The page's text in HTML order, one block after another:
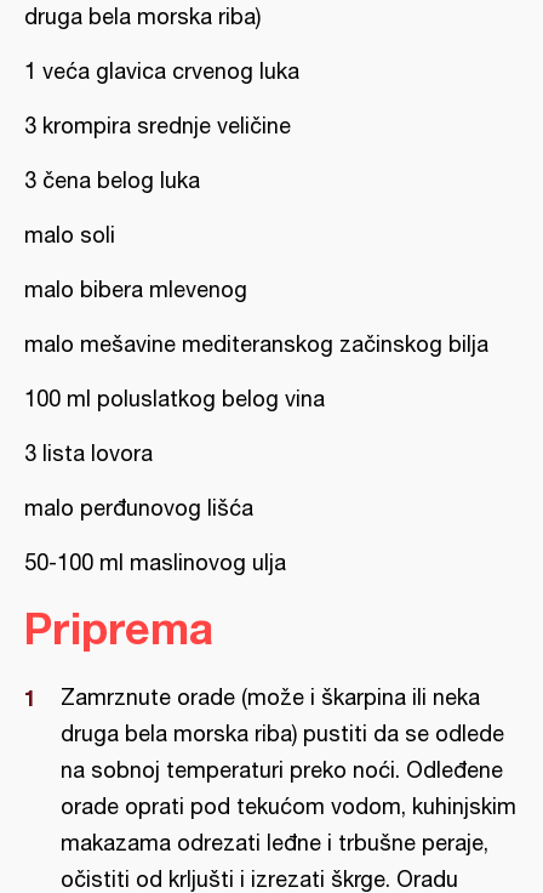
druga bela morska riba)
1 veća glavica crvenog luka
3 krompira srednje veličine
3 čena belog luka
malo soli
malo bibera mlevenog
malo mešavine mediteranskog začinskog bilja
100 ml poluslatkog belog vina
3 lista lovora
malo perđunovog lišća
50-100 ml maslinovog ulja
Priprema
Zamrznute orade (može i škarpina ili neka
druga bela morska riba) pustiti da se odlede
na sobnoj temperaturi preko noći. Odleđene
orade oprati pod tekućom vodom, kuhinjskim
makazama odrezati leđne i trbušne peraje,
očistiti od krljušti i izrezati škrge. Oradu